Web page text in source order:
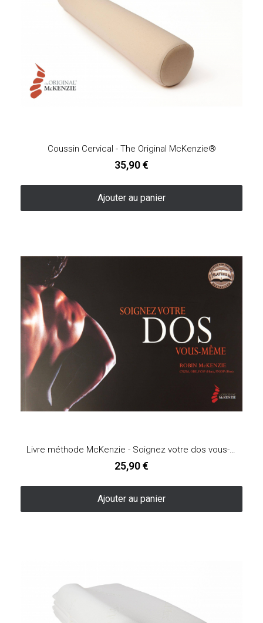
Coussin Cervical - The Original McKenzie®
35,90 €
Ajouter au panier
Livre méthode McKenzie - Soignez votre dos vous-même
25,90 €
Ajouter au panier